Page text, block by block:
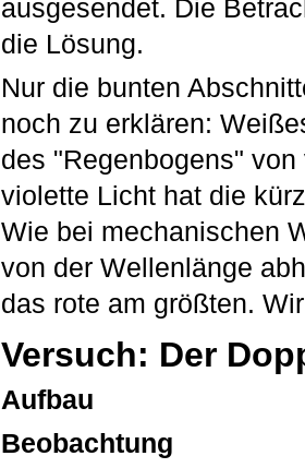
ausgesendet. Die
die Lösung.
Nur die bunten
noch zu erklären:
des "Regenbogens"
violette Licht hat die
Wie bei mechanischen
von der Wellenlänge
das rote am größten.
Versuch: Der
Aufbau
Beobachtung